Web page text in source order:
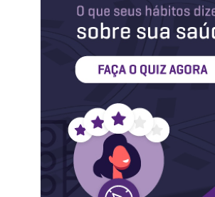
Conheça o Labi